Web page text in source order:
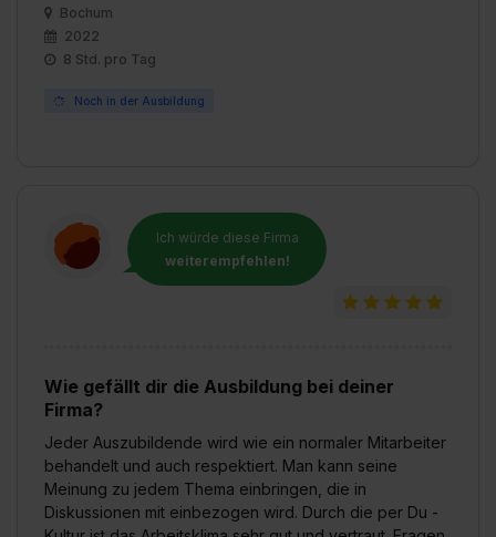
Bochum
2022
8 Std. pro Tag
Noch in der Ausbildung
Ich würde diese Firma
weiterempfehlen!
Wie gefällt dir die Ausbildung bei deiner
Firma?
Jeder Auszubildende wird wie ein normaler Mitarbeiter
behandelt und auch respektiert. Man kann seine
Meinung zu jedem Thema einbringen, die in
Diskussionen mit einbezogen wird. Durch die per Du -